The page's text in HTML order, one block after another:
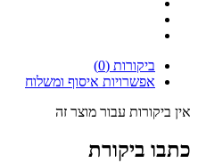
ביקורות (0)
אפשרויות איסוף ומשלוח
אין ביקורות עבור מוצר זה
כתבו ביקורת